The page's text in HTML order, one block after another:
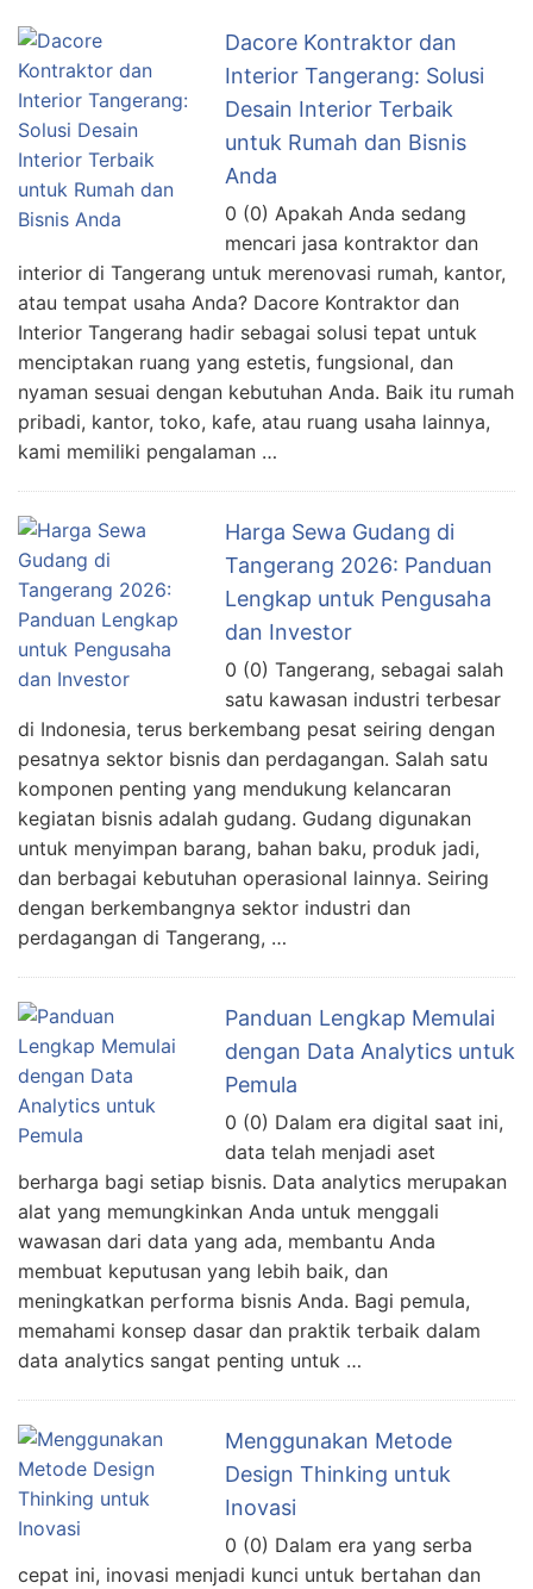
Dacore Kontraktor dan
Interior Tangerang: Solusi
Desain Interior Terbaik
untuk Rumah dan Bisnis
Anda
0 (0) Apakah Anda sedang
mencari jasa kontraktor dan
interior di Tangerang untuk merenovasi rumah, kantor,
atau tempat usaha Anda? Dacore Kontraktor dan
Interior Tangerang hadir sebagai solusi tepat untuk
menciptakan ruang yang estetis, fungsional, dan
nyaman sesuai dengan kebutuhan Anda. Baik itu rumah
pribadi, kantor, toko, kafe, atau ruang usaha lainnya,
kami memiliki pengalaman …
Harga Sewa Gudang di
Tangerang 2026: Panduan
Lengkap untuk Pengusaha
dan Investor
0 (0) Tangerang, sebagai salah
satu kawasan industri terbesar
di Indonesia, terus berkembang pesat seiring dengan
pesatnya sektor bisnis dan perdagangan. Salah satu
komponen penting yang mendukung kelancaran
kegiatan bisnis adalah gudang. Gudang digunakan
untuk menyimpan barang, bahan baku, produk jadi,
dan berbagai kebutuhan operasional lainnya. Seiring
dengan berkembangnya sektor industri dan
perdagangan di Tangerang, …
Panduan Lengkap Memulai
dengan Data Analytics untuk
Pemula
0 (0) Dalam era digital saat ini,
data telah menjadi aset
berharga bagi setiap bisnis. Data analytics merupakan
alat yang memungkinkan Anda untuk menggali
wawasan dari data yang ada, membantu Anda
membuat keputusan yang lebih baik, dan
meningkatkan performa bisnis Anda. Bagi pemula,
memahami konsep dasar dan praktik terbaik dalam
data analytics sangat penting untuk …
Menggunakan Metode
Design Thinking untuk
Inovasi
0 (0) Dalam era yang serba
cepat ini, inovasi menjadi kunci untuk bertahan dan